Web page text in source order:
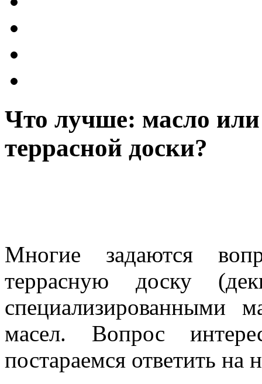
Что лучше: масло
террасной доски?
Многие задаются
террасную доску
специализированными
масел. Вопрос
постараемся ответить на